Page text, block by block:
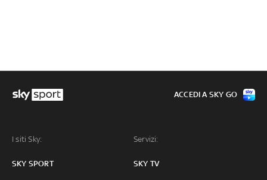
I siti Sky:
SKY SPORT
Servizi:
SKY TV
ACCEDI A SKY GO